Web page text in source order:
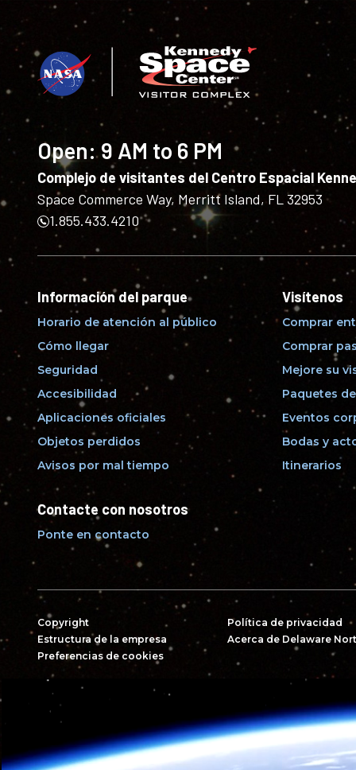
Open:9 AM to 6 PM
Complejo de visitantes del Centro Espacial
Space Commerce Way, Merritt Island, FL 32953
1.855.433.4210
Información del parque
Horario de atención al público
Cómo llegar
Seguridad
Accesibilidad
Aplicaciones oficiales
Objetos perdidos
Avisos por mal tiempo
Visítenos
Comprar
Comprar
Mejore su
Paquetes
Eventos
Bodas y
Itinerarios
Contacte con nosotros
Ponte en contacto
Copyright
Política de privacidad
Estructura de la empresa
Acerca de Delaware
Preferencias de cookies